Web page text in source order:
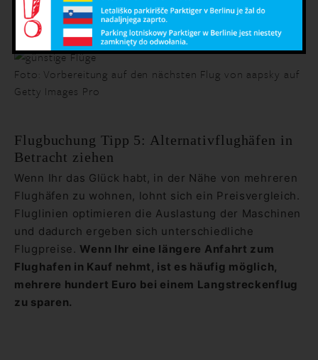
sind natürlich komfortabler und werden bevorzugt,
allerdings sind die Preisunterschiede oft heftig.
Foto: Vorbereitung auf den nächsten Flug von aapsky auf
Getty Images Pro
Flugbuchung Tipp 5: Alternativflughäfen in
Betracht ziehen
Wenn Ihr das Glück habt, in der Nähe von mehreren
Flughäfen zu wohnen, lohnt sich ein Preisvergleich.
Fluglinien optimieren die Auslastung der Maschinen
und dadurch ergeben sich unterschiedliche
Flugpreise. Wenn Ihr eine längere Anfahrt zum
Flughafen in Kauf nehmt, ist es häufig möglich,
mehrere hundert Euro bei einem Langstreckenflug
zu sparen.